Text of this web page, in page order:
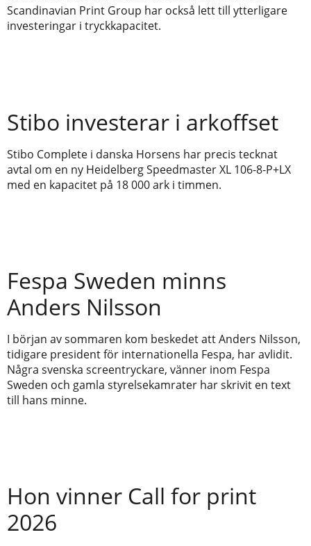
Scandinavian Print Group har också lett till ytterligare
investeringar i tryckkapacitet.
Stibo investerar i arkoffset
Stibo Complete i danska Horsens har precis tecknat
avtal om en ny Heidelberg Speedmaster XL 106-8-P+LX
med en kapacitet på 18 000 ark i timmen.
Fespa Sweden minns
Anders Nilsson
I början av sommaren kom beskedet att Anders Nilsson,
tidigare president för internationella Fespa, har avlidit.
Några svenska screentryckare, vänner inom Fespa
Sweden och gamla styrelsekamrater har skrivit en text
till hans minne.
Hon vinner Call for print
2026